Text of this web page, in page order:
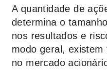
A quantidade de
determina o
nos resultados e
modo geral,
no mercado